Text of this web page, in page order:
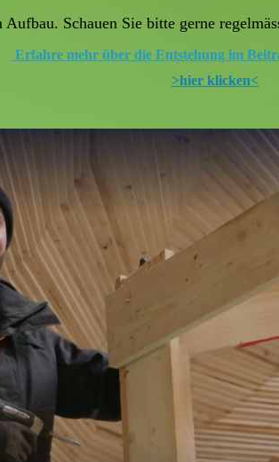
Aufbau. Schauen Sie bitte gerne
Erfahre mehr über die Entstehung im
>hier klicken<